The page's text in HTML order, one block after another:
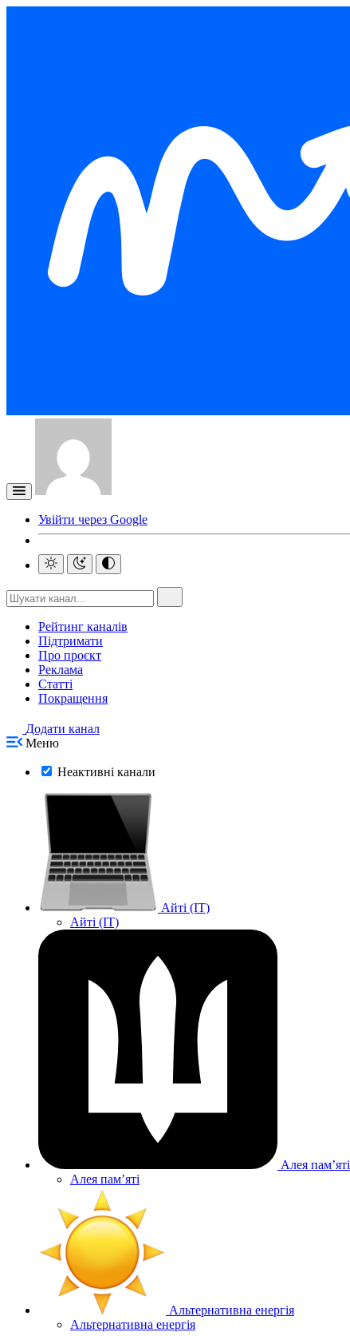
Увійти через Google
Рейтинг каналів
Підтримати
Про проєкт
Реклама
Статті
Покращення
Додати канал
Меню
Неактивні канали
Айті (IT)
Айті (IT)
Алея памʼяті
Алея памʼяті
Альтернативна енергія
Альтернативна енергія